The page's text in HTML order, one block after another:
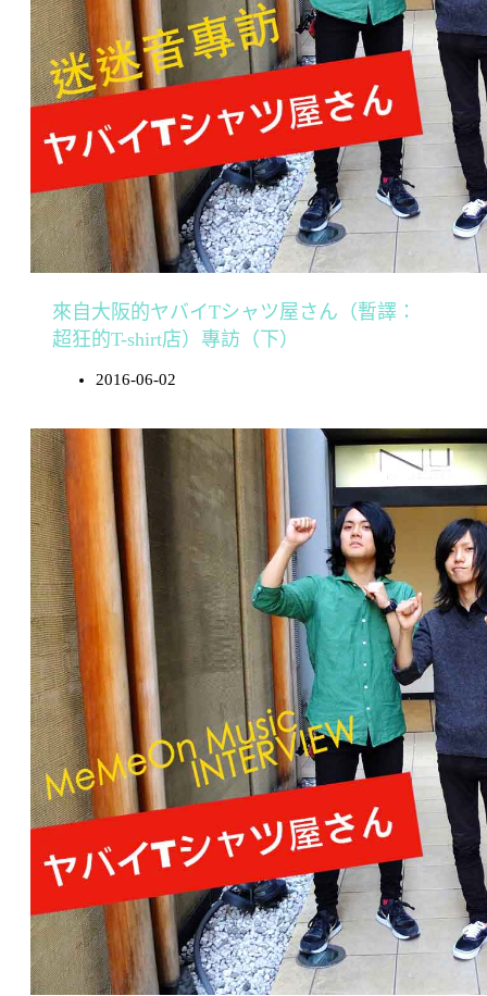
來自大阪的ヤバイTシャツ屋さん（暫譯：
超狂的T-shirt店）專訪（下）
2016-06-02